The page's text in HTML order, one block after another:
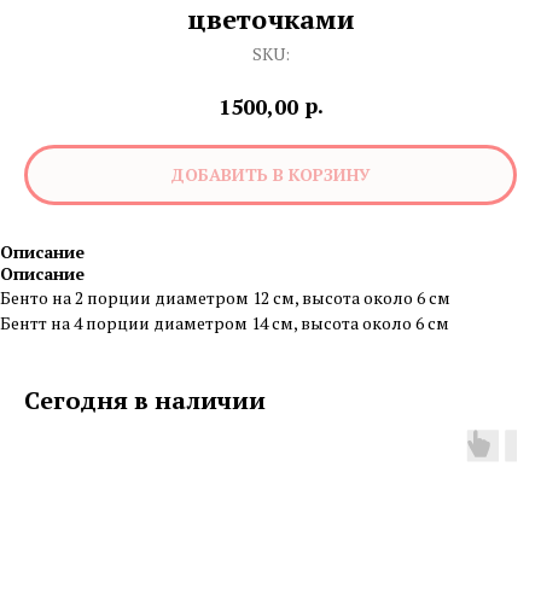
цветочками
SKU:
1500,00 р.
ДОБАВИТЬ В КОРЗИНУ
Описание
Описание
Бенто на 2 порции диаметром 12 см, высота около 6 см
Бентт на 4 порции диаметром 14 см, высота около 6 см
Сегодня в наличии